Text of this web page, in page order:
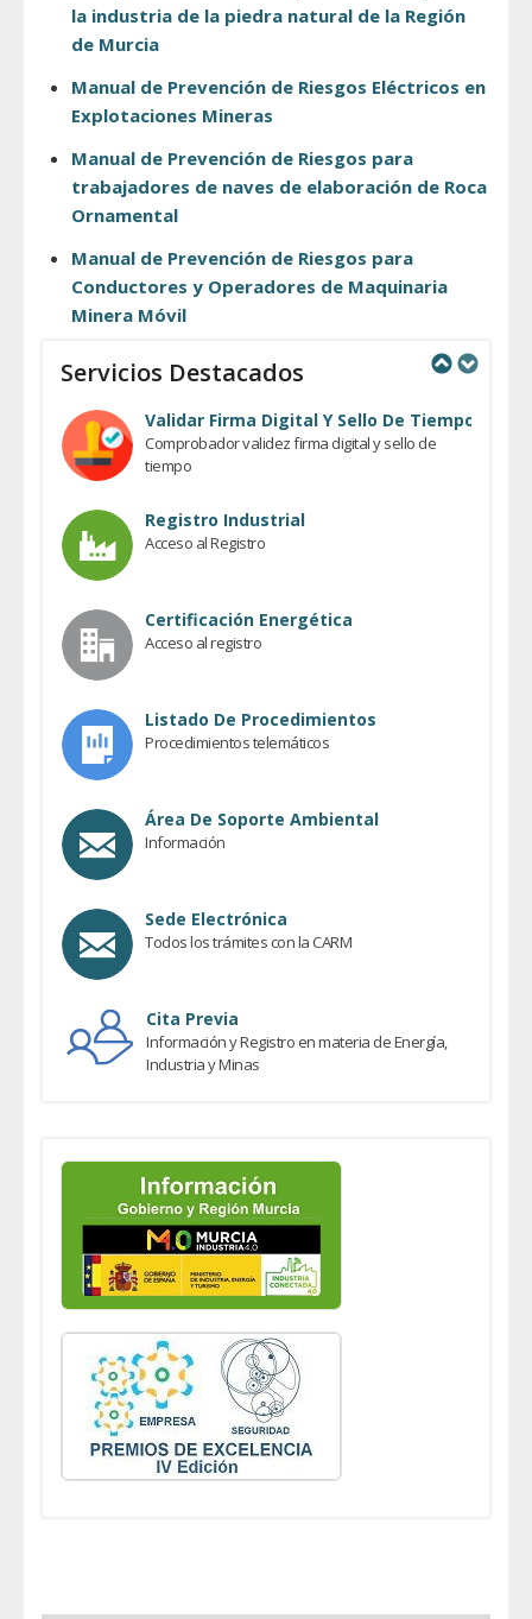
la industria de la piedra natural de la Región
de Murcia
Manual de Prevención de Riesgos Eléctricos en
Explotaciones Mineras
Manual de Prevención de Riesgos para
trabajadores de naves de elaboración de Roca
Ornamental
Manual de Prevención de Riesgos para
Conductores y Operadores de Maquinaria
Minera Móvil
Servicios Destacados
Validar Firma Digital Y Sello De Tiempo
Comprobador validez firma digital y sello de
tiempo
Registro Industrial
Acceso al Registro
Certificación Energética
Acceso al registro
Listado De Procedimientos
Procedimientos telemáticos
Área De Soporte Ambiental
Información
Sede Electrónica
Todos los trámites con la CARM
Cita Previa
Información y Registro en materia de Energía,
Industria y Minas
Previous